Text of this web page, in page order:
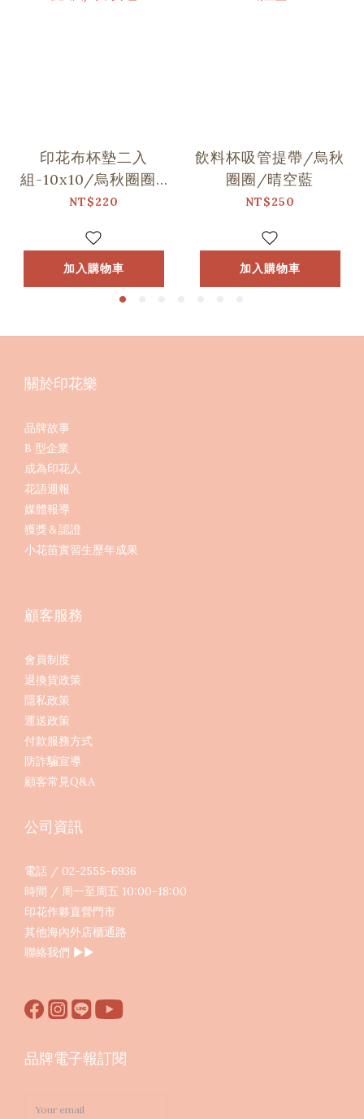
印花布杯墊二入
組-10x10/烏秋圈圈/
水鴨綠色
NT$220
加入購物車
飲料杯吸管提帶/烏秋
圈圈/晴空藍
NT$250
加入購物車
關於印花樂
品牌故事
B 型企業
成為印花人
花語週報
媒體報導
獲獎＆認證
小花苗實習生歷年成果
顧客服務
會員制度
退換貨政策
隱私政策
運送政策
付款服務方式
防詐騙宣導
顧客常見Q&A
公司資訊
電話 / 02-2555-6936
時間 / 周一至周五 10:00-18:00
印花作夥直營門市
其他海內外店櫃通路
聯絡我們 ▶︎▶︎
品牌電子報訂閱